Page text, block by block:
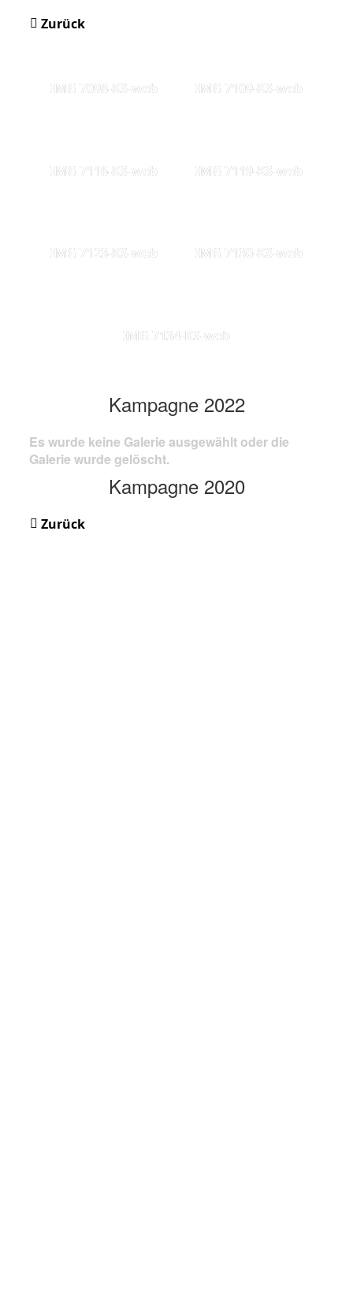
Zurück
IMG 7098-KS-web IMG 7109-KS-web
IMG 7116-KS-web IMG 7119-KS-web
IMG 7123-KS-web IMG 7130-KS-web
IMG 7134-KS-web
Kampagne 2022
Es wurde keine Galerie ausgewählt oder die
Galerie wurde gelöscht.
Kampagne 2020
Zurück